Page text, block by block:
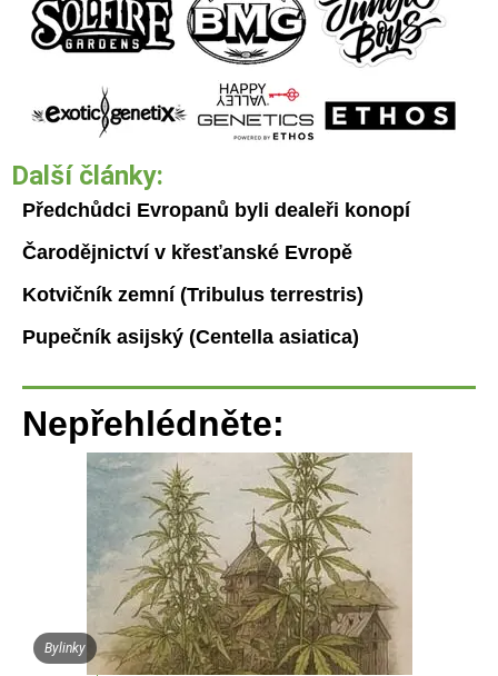
Další články:
Předchůdci Evropanů byli dealeři konopí
Čarodějnictví v křesťanské Evropě
Kotvičník zemní (Tribulus terrestris)
Pupečník asijský (Centella asiatica)
Nepřehlédněte:
Bylinky